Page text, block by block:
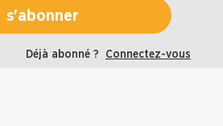
s'abonner
Déjà abonné ? Connectez-vous